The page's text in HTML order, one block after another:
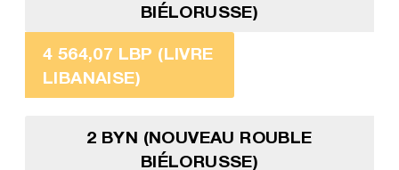
BIÉLORUSSE)
4 564,07 LBP (LIVRE
LIBANAISE)
2 BYN (NOUVEAU ROUBLE
BIÉLORUSSE)